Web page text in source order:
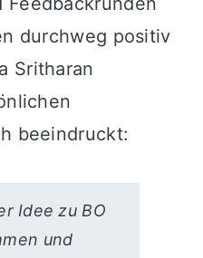
durchweg positiv
Sritharan
beeindruckt:
Idee zu BO
und